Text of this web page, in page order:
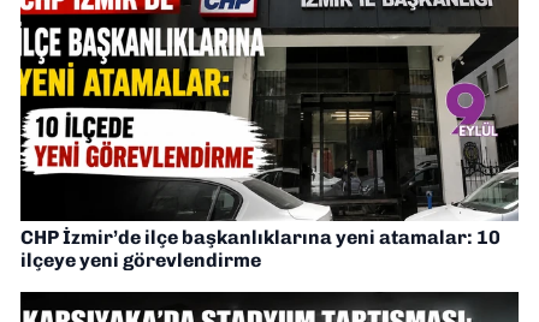
CHP İzmir’de ilçe başkanlıklarına yeni atamalar: 10
ilçeye yeni görevlendirme